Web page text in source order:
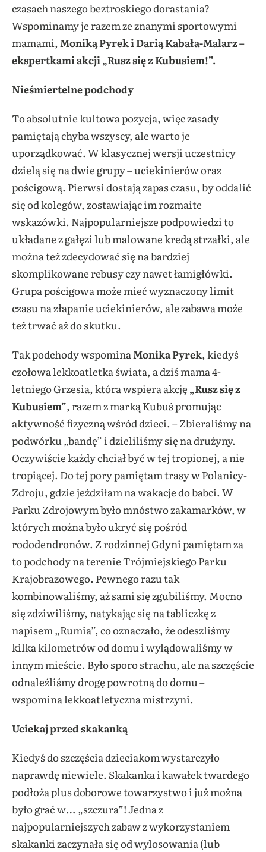
czasach naszego beztroskiego dorastania?
Wspominamy je razem ze znanymi sportowymi
mamami,Moniką Pyrek i Darią Kabała-Malarz–
ekspertkami akcji „Rusz się z Kubusiem!”.
Nieśmiertelne podchody
To absolutnie kultowa pozycja, więc zasady
pamiętają chyba wszyscy, ale warto je
uporządkować. W klasycznej wersji uczestnicy
dzielą się na dwie grupy – uciekinierów oraz
pościgową. Pierwsi dostają zapas czasu, by oddalić
się od kolegów, zostawiając im rozmaite
wskazówki. Najpopularniejsze podpowiedzi to
układane z gałęzi lub malowane kredą strzałki, ale
można też zdecydować się na bardziej
skomplikowane rebusy czy nawet łamigłówki.
Grupa pościgowa może mieć wyznaczony limit
czasu na złapanie uciekinierów, ale zabawa może
też trwać aż do skutku.
Tak podchody wspominaMonika Pyrek, kiedyś
czołowa lekkoatletka świata, a dziś mama 4-
letniego Grzesia, która wspiera akcję „Rusz się z
Kubusiem”, razem z marką Kubuś promując
aktywność fizyczną wśród dzieci. – Zbieraliśmy na
podwórku „bandę” i dzieliliśmy się na drużyny.
Oczywiście każdy chciał być w tej tropionej, a nie
tropiącej. Do tej pory pamiętam trasy w Polanicy-
Zdroju, gdzie jeździłam na wakacje do babci. W
Parku Zdrojowym było mnóstwo zakamarków, w
których można było ukryć się pośród
rododendronów. Z rodzinnej Gdyni pamiętam za
to podchody na terenie Trójmiejskiego Parku
Krajobrazowego. Pewnego razu tak
kombinowaliśmy, aż sami się zgubiliśmy. Mocno
się zdziwiliśmy, natykając się na tabliczkę z
napisem „Rumia”, co oznaczało, że odeszliśmy
kilka kilometrów od domu i wylądowaliśmy w
innym mieście. Było sporo strachu, ale na szczęście
odnaleźliśmy drogę powrotną do domu –
wspomina lekkoatletyczna mistrzyni.
Uciekaj przed skakanką
Kiedyś do szczęścia dzieciakom wystarczyło
naprawdę niewiele. Skakanka i kawałek twardego
podłoża plus doborowe towarzystwo i już można
było grać w… „szczura”! Jedna z
najpopularniejszych zabaw z wykorzystaniem
skakanki zaczynała się od wylosowania (lub